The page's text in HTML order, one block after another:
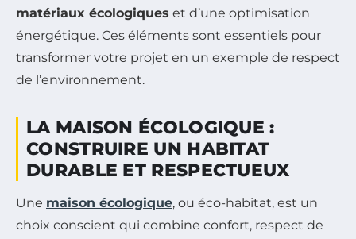
matériaux écologiques et d’une optimisation
énergétique. Ces éléments sont essentiels pour
transformer votre projet en un exemple de respect
de l’environnement.
LA MAISON ÉCOLOGIQUE :
CONSTRUIRE UN HABITAT
DURABLE ET RESPECTUEUX
Une maison écologique, ou éco-habitat, est un
choix conscient qui combine confort, respect de